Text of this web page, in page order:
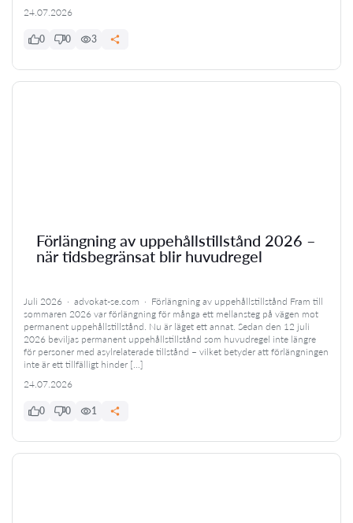
24.07.2026
0 0 3
Förlängning av uppehållstillstånd 2026 –
när tidsbegränsat blir huvudregel
Juli 2026 · advokat-se.com · Förlängning av uppehållstillstånd Fram till
sommaren 2026 var förlängning för många ett mellansteg på vägen mot
permanent uppehållstillstånd. Nu är läget ett annat. Sedan den 12 juli
2026 beviljas permanent uppehållstillstånd som huvudregel inte längre
för personer med asylrelaterade tillstånd – vilket betyder att förlängningen
inte är ett tillfälligt hinder […]
24.07.2026
0 0 1